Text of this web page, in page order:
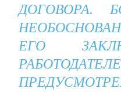
ДОГОВОРА.
ЕГО